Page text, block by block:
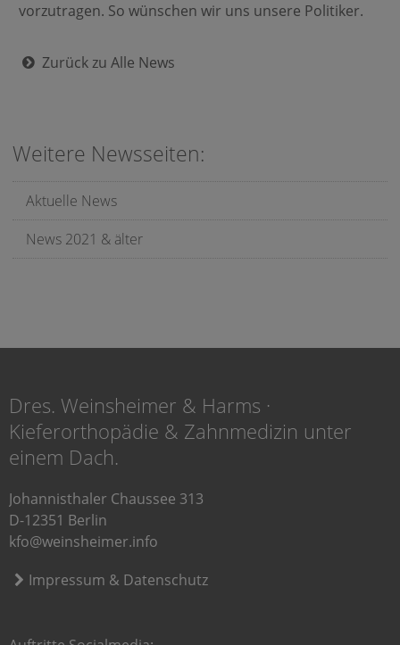
vorzutragen. So wünschen wir uns unsere Politiker.
Zurück zu Alle News
Weitere Newsseiten:
Aktuelle News
News 2021 & älter
Dres. Weinsheimer & Harms ·
Kieferorthopädie & Zahnmedizin unter
einem Dach.
Johannisthaler Chaussee 313
D-12351 Berlin
kfo@weinsheimer.info
Impressum & Datenschutz